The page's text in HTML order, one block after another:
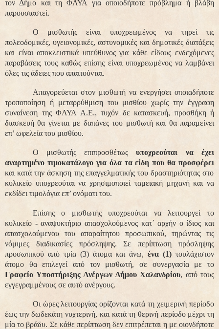
τον Δήμο και τη ΦΛΥΑ για οποιοδήποτε πρόβλημα ή βλάβη
παρουσιαστεί.
Ο μισθωτής είναι υποχρεωμένος να τηρεί τις
πολεοδομικές, υγειονομικές, αστυνομικές και δημοτικές διατάξεις
και είναι αποκλειστικά υπεύθυνος για κάθε είδους ενδεχόμενες
παραβάσεις τους καθώς επίσης είναι υποχρεωμένος να λαμβάνει
όλες τις άδειες που απαιτούνται.
Απαγορεύεται στον μισθωτή να ενεργήσει οποιαδήποτε
τροποποίηση ή μεταρρύθμιση του μισθίου χωρίς την έγγραφη
συναίνεση της ΦΛΥΑ Α.Ε., τυχόν δε κατασκευή, προσθήκη ή
διασκευή θα γίνεται με δαπάνες του μισθωτή και θα παραμείνει
επ’ ωφελεία του μισθίου.
Ο μισθωτής επιπροσθέτωςυποχρεούται να έχει
αναρτημένο τιμοκατάλογο για όλα τα είδη που θα προσφέρει
και κατά την άσκηση της επαγγελματικής του δραστηριότητας στο
κυλικείο υποχρεούται να χρησιμοποιεί ταμειακή μηχανή και να
εκδίδει τιμολόγια επ’ ονόματι του.
Επίσης ο μισθωτής υποχρεούται να λειτουργεί το
κυλικείο -αναψυκτήριο απασχολούμενος κατ΄ αρχήν ο ίδιος και
απασχολούμενου του απαραίτητου προσωπικού, τηρώντας τις
νόμιμες διαδικασίες πρόσληψης. Σε περίπτωση πρόσληψης
προσωπικού από τρία (3) άτομα και άνω,ένα (1) τουλάχιστον
άτομο θα επιλεγεί από τον μισθωτή, σε συνεργασία με το
Γραφείο Υποστήριξης Ανέργων Δήμου Χαλανδρίου, από τους
εγγεγραμμένους σε αυτό ανέργους.
Οι ώρες λειτουργίας ορίζονται κατά τη χειμερινή περίοδο
έως την δωδεκάτη νυχτερινή, και κατά τη θερινή περίοδο μέχρι τη
μία το βράδυ. Σε κάθε περίπτωση δεν επιτρέπεται η με οιονδήποτε